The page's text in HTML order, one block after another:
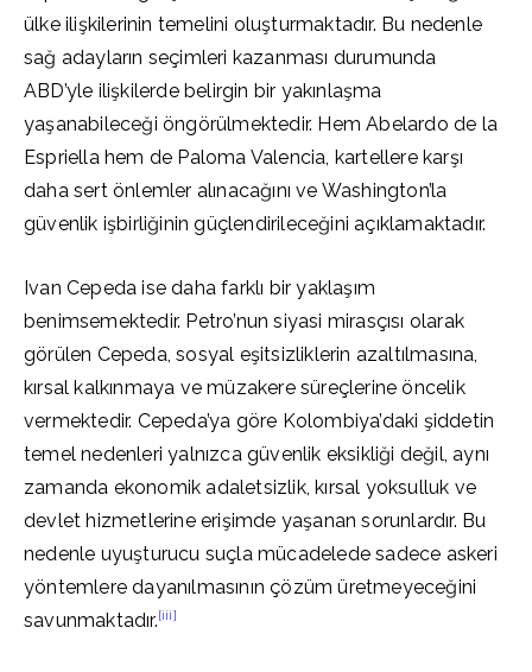
ülke ilişkilerinin temelini oluşturmaktadır. Bu nedenle
sağ adayların seçimleri kazanması durumunda
ABD’yle ilişkilerde belirgin bir yakınlaşma
yaşanabileceği öngörülmektedir. Hem Abelardo de la
Espriella hem de Paloma Valencia, kartellere karşı
daha sert önlemler alınacağını ve Washington’la
güvenlik işbirliğinin güçlendirileceğini açıklamaktadır.
Ivan Cepeda ise daha farklı bir yaklaşım
benimsemektedir. Petro’nun siyasi mirasçısı olarak
görülen Cepeda, sosyal eşitsizliklerin azaltılmasına,
kırsal kalkınmaya ve müzakere süreçlerine öncelik
vermektedir. Cepeda’ya göre Kolombiya’daki şiddetin
temel nedenleri yalnızca güvenlik eksikliği değil, aynı
zamanda ekonomik adaletsizlik, kırsal yoksulluk ve
devlet hizmetlerine erişimde yaşanan sorunlardır. Bu
nedenle uyuşturucu suçla mücadelede sadece askeri
yöntemlere dayanılmasının çözüm üretmeyeceğini
savunmaktadır.[iii]